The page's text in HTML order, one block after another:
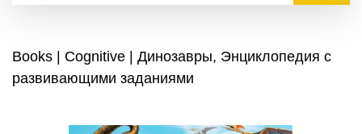
Books | Cognitive | Динозавры, Энциклопедия с
развивающими заданиями